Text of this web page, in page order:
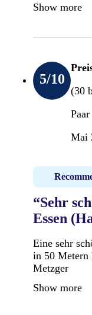
Show more
5/10
(30
Paar
Mai
“Sehr
Essen
Eine sehr
in 50 Metern
Metzger
Show more